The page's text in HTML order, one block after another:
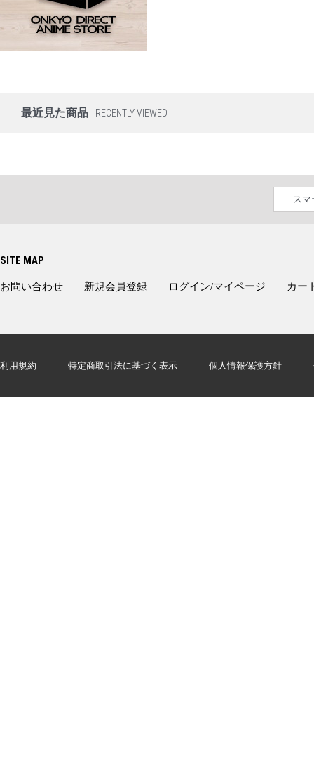
最近見た商品 RECENTLY VIEWED
スマ
SITE MAP
お問い合わせ 新規会員登録 ログイン/マイページ カー
利用規約 特定商取引法に基づく表示 個人情報保護方針